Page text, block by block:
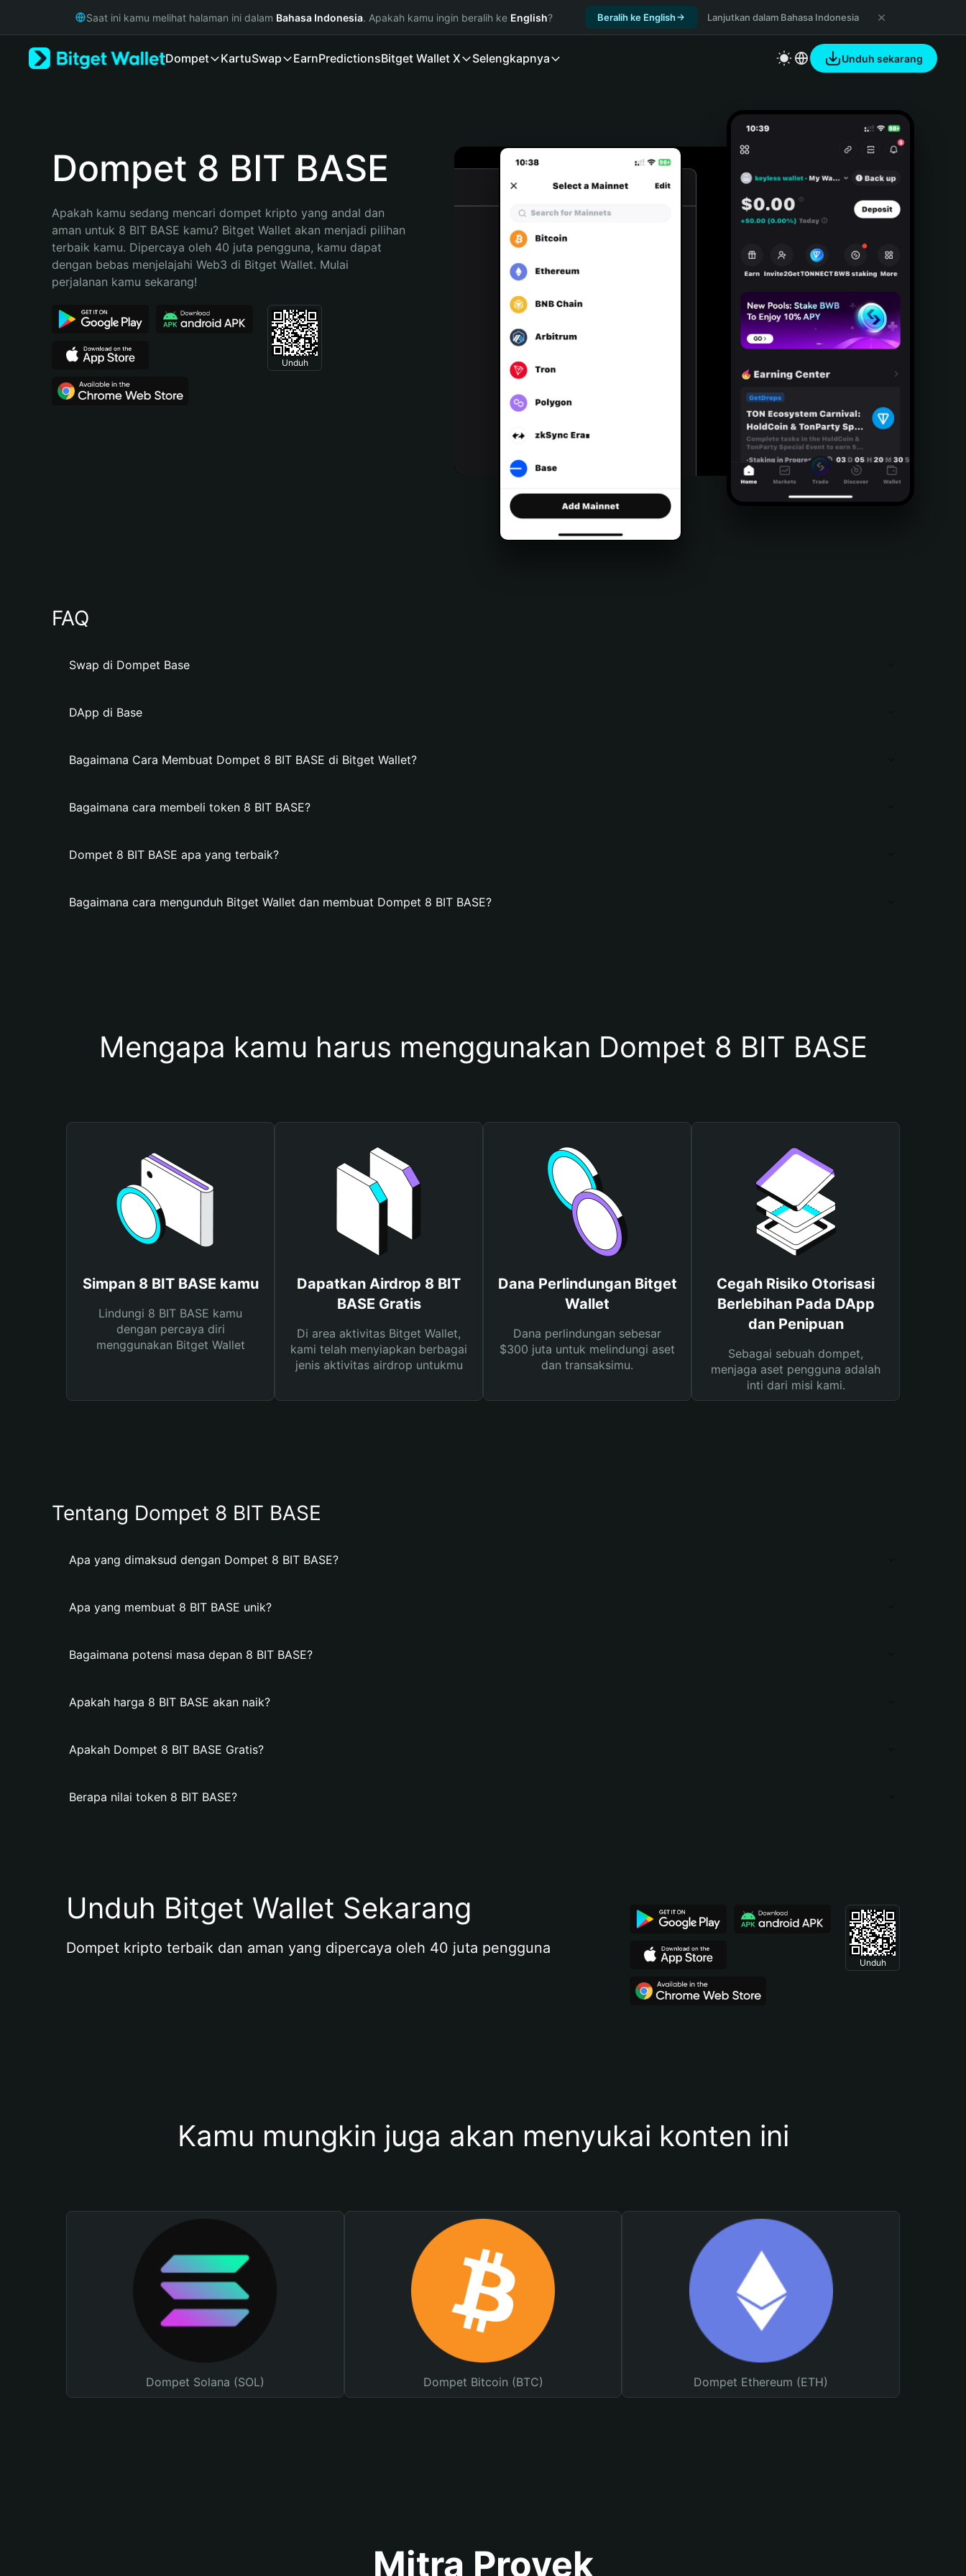
Русский
Bahasa Indonesia
Español (Argentina)
Saat ini kamu melihat halaman ini dalam Bahasa Indonesia. Apakah kamu ingin beralih ke English? Beralih ke English Lanjutkan dalam Bahasa Indonesia
Dompet KartuSwap EarnPredictionsBitget Wallet X Selengkapnya Unduh sekarang
Dompet 8 BIT BASE
Apakah kamu sedang mencari dompet kripto yang andal dan
aman untuk 8 BIT BASE kamu? Bitget Wallet akan menjadi pilihan
terbaik kamu. Dipercaya oleh 40 juta pengguna, kamu dapat
dengan bebas menjelajahi Web3 di Bitget Wallet. Mulai
perjalanan kamu sekarang!
Unduh
FAQ
Swap di Dompet Base
DApp di Base
Bagaimana Cara Membuat Dompet 8 BIT BASE di Bitget Wallet?
Bagaimana cara membeli token 8 BIT BASE?
Dompet 8 BIT BASE apa yang terbaik?
Bagaimana cara mengunduh Bitget Wallet dan membuat Dompet 8 BIT BASE?
Mengapa kamu harus menggunakan Dompet 8 BIT BASE
Simpan 8 BIT BASE kamu
Lindungi 8 BIT BASE kamu
dengan percaya diri
menggunakan Bitget Wallet
Dapatkan Airdrop 8 BIT
BASE Gratis
Di area aktivitas Bitget Wallet,
kami telah menyiapkan berbagai
jenis aktivitas airdrop untukmu
Dana Perlindungan Bitget
Wallet
Dana perlindungan sebesar
$300 juta untuk melindungi aset
dan transaksimu.
Cegah Risiko Otorisasi
Berlebihan Pada DApp
dan Penipuan
Sebagai sebuah dompet,
menjaga aset pengguna adalah
inti dari misi kami.
Tentang Dompet 8 BIT BASE
Apa yang dimaksud dengan Dompet 8 BIT BASE?
Apa yang membuat 8 BIT BASE unik?
Bagaimana potensi masa depan 8 BIT BASE?
Apakah harga 8 BIT BASE akan naik?
Apakah Dompet 8 BIT BASE Gratis?
Berapa nilai token 8 BIT BASE?
Unduh Bitget Wallet Sekarang
Dompet kripto terbaik dan aman yang dipercaya oleh 40 juta pengguna
Unduh
Kamu mungkin juga akan menyukai konten ini
Dompet Solana (SOL) Dompet Bitcoin (BTC) Dompet Ethereum (ETH)
Mitra Proyek